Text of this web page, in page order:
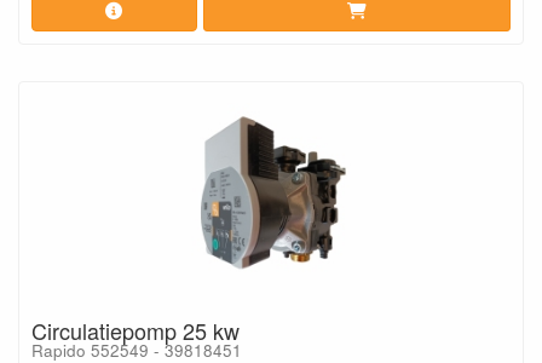
Circulatiepomp 25 kw
Rapido 552549 - 39818451